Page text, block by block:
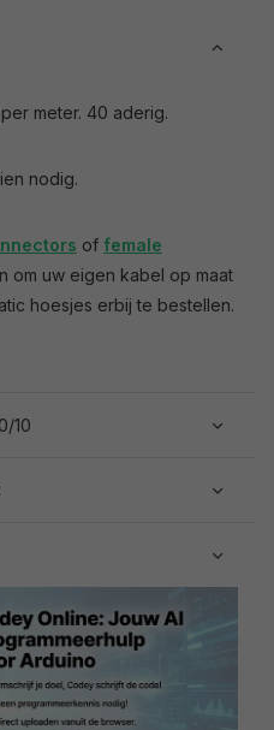
meter. 40 aderig.
nodig.
of female
om uw eigen kabel op maat
hoesjes erbij te bestellen.
10